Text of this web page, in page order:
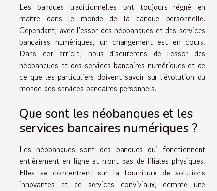
Les banques traditionnelles ont toujours régné en
maître dans le monde de la banque personnelle.
Cependant, avec l'essor des néobanques et des services
bancaires numériques, un changement est en cours.
Dans cet article, nous discuterons de l'essor des
néobanques et des services bancaires numériques et de
ce que les particuliers doivent savoir sur l'évolution du
monde des services bancaires personnels.
Que sont les néobanques et les
services bancaires numériques ?
Les néobanques sont des banques qui fonctionnent
entièrement en ligne et n'ont pas de filiales physiques.
Elles se concentrent sur la fourniture de solutions
innovantes et de services conviviaux, comme une